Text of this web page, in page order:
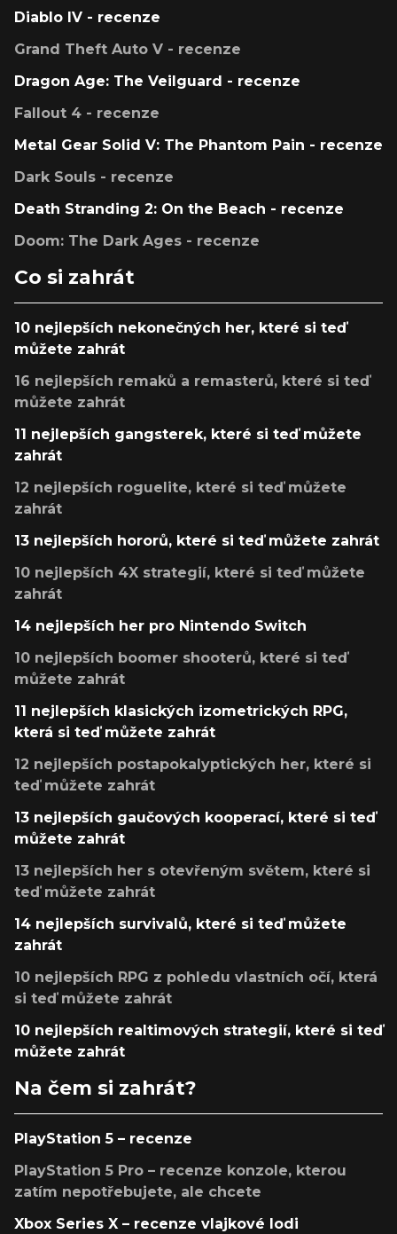
Diablo IV - recenze
Grand Theft Auto V - recenze
Dragon Age: The Veilguard - recenze
Fallout 4 - recenze
Metal Gear Solid V: The Phantom Pain - recenze
Dark Souls - recenze
Death Stranding 2: On the Beach - recenze
Doom: The Dark Ages - recenze
Co si zahrát
10 nejlepších nekonečných her, které si teď
můžete zahrát
16 nejlepších remaků a remasterů, které si teď
můžete zahrát
11 nejlepších gangsterek, které si teď můžete
zahrát
12 nejlepších roguelite, které si teď můžete
zahrát
13 nejlepších hororů, které si teď můžete zahrát
10 nejlepších 4X strategií, které si teď můžete
zahrát
14 nejlepších her pro Nintendo Switch
10 nejlepších boomer shooterů, které si teď
můžete zahrát
11 nejlepších klasických izometrických RPG,
která si teď můžete zahrát
12 nejlepších postapokalyptických her, které si
teď můžete zahrát
13 nejlepších gaučových kooperací, které si teď
můžete zahrát
13 nejlepších her s otevřeným světem, které si
teď můžete zahrát
14 nejlepších survivalů, které si teď můžete
zahrát
10 nejlepších RPG z pohledu vlastních očí, která
si teď můžete zahrát
10 nejlepších realtimových strategií, které si teď
můžete zahrát
Na čem si zahrát?
PlayStation 5 – recenze
PlayStation 5 Pro – recenze konzole, kterou
zatím nepotřebujete, ale chcete
Xbox Series X – recenze vlajkové lodi